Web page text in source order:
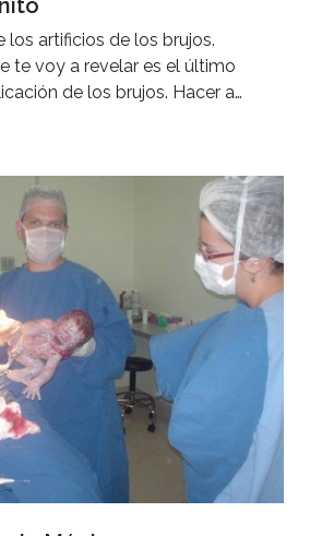
los artificios de los brujos.
te voy a revelar es el último
de los brujos. Hacer a…